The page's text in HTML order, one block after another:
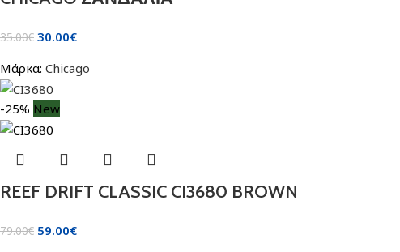
35.00€ 30.00€
Μάρκα: Chicago
-25% New
REEF DRIFT CLASSIC CI3680 BROWN
79.00€ 59.00€